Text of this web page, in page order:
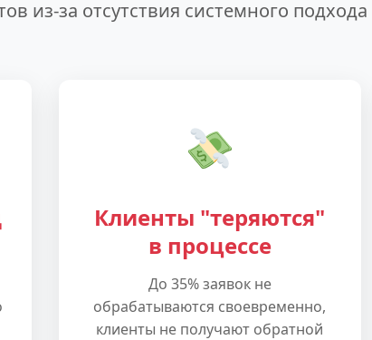
из-за отсутствия системного
Клиенты "теряются"
в процессе
До 35% заявок не
обрабатываются своевременно,
клиенты не получают обратной